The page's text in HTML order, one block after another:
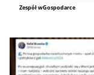
Zespół wGospodarce